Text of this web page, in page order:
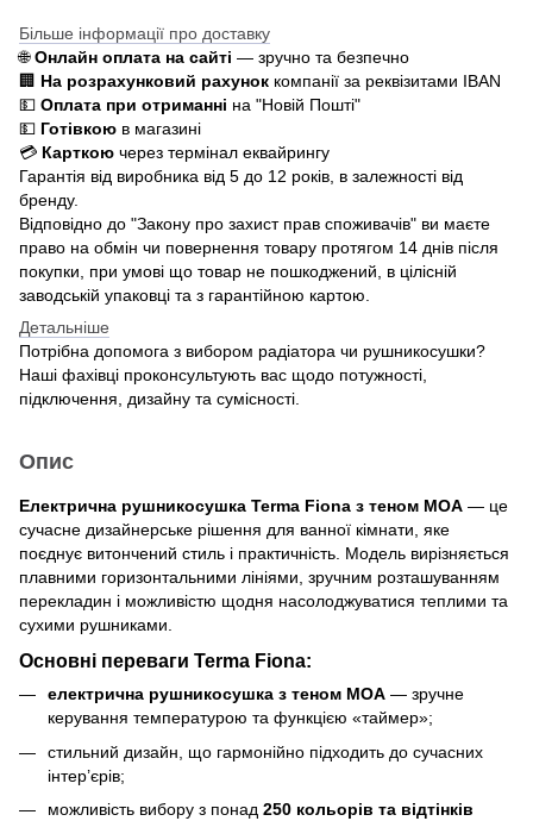
Більше інформації про доставку
🌐Онлайн оплата на сайті — зручно та безпечно
🏢 На розрахунковий рахунок компанії за реквізитами IBAN
💵 Оплата при отриманні на "Новій Пошті"
💵 Готівкою в магазині
💳 Карткою через термінал еквайрингу
Гарантія від виробника від 5 до 12 років, в залежності від
бренду.
Відповідно до "Закону про захист прав споживачів" ви маєте
право на обмін чи повернення товару протягом 14 днів після
покупки, при умові що товар не пошкоджений, в цілісній
заводській упаковці та з гарантійною картою.
Детальніше
Потрібна допомога з вибором радіатора чи рушникосушки?
Наші фахівці проконсультують вас щодо потужності,
підключення, дизайну та сумісності.
Опис
Електрична рушникосушка Terma Fiona з теном MOA — це
сучасне дизайнерське рішення для ванної кімнати, яке
поєднує витончений стиль і практичність. Модель вирізняється
плавними горизонтальними лініями, зручним розташуванням
перекладин і можливістю щодня насолоджуватися теплими та
сухими рушниками.
Основні переваги Terma Fiona:
електрична рушникосушка з теном MOA — зручне
керування температурою та функцією «таймер»;
стильний дизайн, що гармонійно підходить до сучасних
інтер’єрів;
можливість вибору з понад 250 кольорів та відтінків